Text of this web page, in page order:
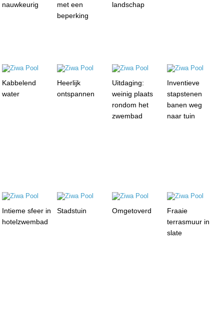
nauwkeurig
met een
beperking
landschap
Kabbelend
water
Heerlijk
ontspannen
Uitdaging:
weinig plaats
rondom het
zwembad
Inventieve
stapstenen
banen weg
naar tuin
Intieme sfeer in
hotelzwembad
Stadstuin Omgetoverd
Fraaie
terrasmuur in
slate